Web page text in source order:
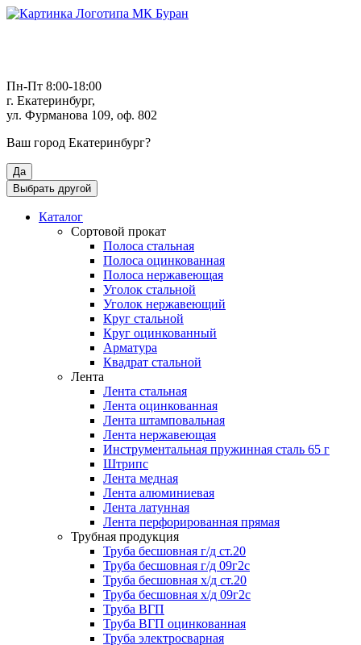
Пн-Пт 8:00-18:00
г. Екатеринбург,
ул. Фурманова 109, оф. 802
Ваш город Екатеринбург?
Да
Выбрать другой
Каталог
Сортовой прокат
Полоса стальная
Полоса оцинкованная
Полоса нержавеющая
Уголок стальной
Уголок нержавеющий
Круг стальной
Круг оцинкованный
Арматура
Квадрат стальной
Лента
Лента стальная
Лента оцинкованная
Лента штамповальная
Лента нержавеющая
Инструментальная пружинная сталь 65 г
Штрипс
Лента медная
Лента алюминиевая
Лента латунная
Лента перфорированная прямая
Трубная продукция
Труба бесшовная г/д ст.20
Труба бесшовная г/д 09г2с
Труба бесшовная х/д ст.20
Труба бесшовная х/д 09г2с
Труба ВГП
Труба ВГП оцинкованная
Труба электросварная